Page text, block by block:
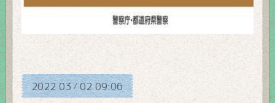
2022 03/02 09:06